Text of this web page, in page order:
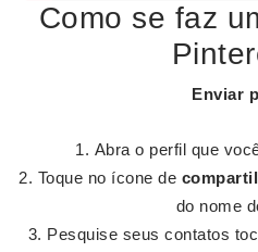
Como se faz
Enviar
Abra o perfil que
Toque no ícone de
do nome
Pesquise seus contatos